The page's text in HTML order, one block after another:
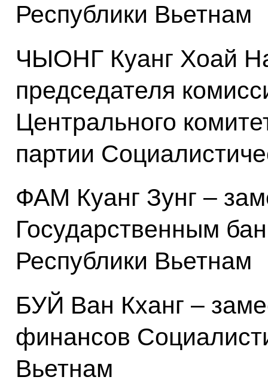
Республики Вьетнам
ЧЫОНГ Куанг Хоай
председателя
Центрального
партии
ФАМ Куанг Зунг –
Государственным
Республики Вьетнам
БУЙ Ван Кханг –
финансов
Вьетнам